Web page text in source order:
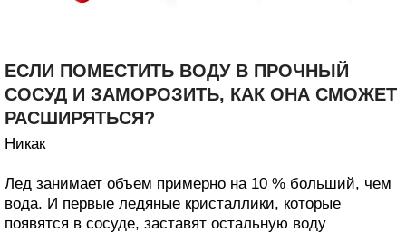
ЕСЛИ ПОМЕСТИТЬ ВОДУ В ПРОЧНЫЙ
СОСУД И ЗАМОРОЗИТЬ, КАК ОНА СМОЖЕТ
РАСШИРЯТЬСЯ?
Никак
Лед занимает объем примерно на 10 % больший, чем
вода. И первые ледяные кристаллики, которые
появятся в сосуде, заставят остальную воду